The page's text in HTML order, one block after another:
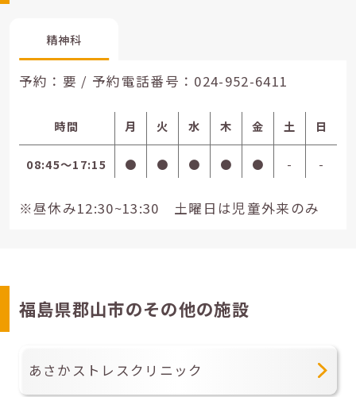
精神科
予約：要 / 予約電話番号： 024-952-6411
時間 月 火 水 木 金 土 日
08:45〜17:15 ● ● ● ● ● - -
※昼休み12:30~13:30 土曜日は児童外来のみ
福島県郡山市のその他の施設
あさかストレスクリニック